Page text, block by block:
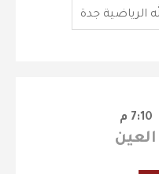
الرياضية جدة